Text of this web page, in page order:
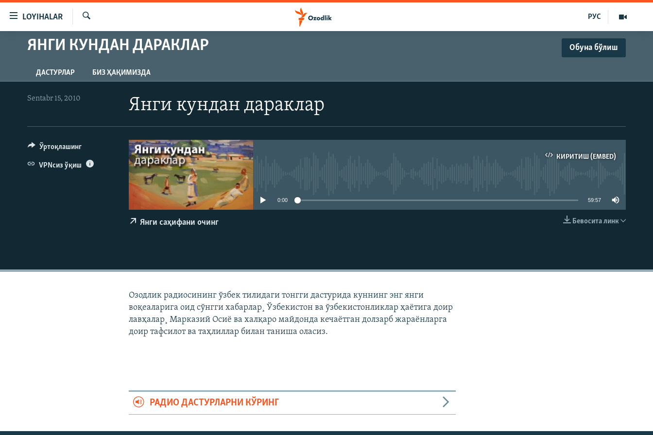
Бош
мавзуларга
навигацияга
ўтинг
Қидиришга
LOYIHALAR
OZODLIK SURISHTIRUVLARI
OZODARXIV
РУС
ЯНГИ КУНДАН ДАРАКЛАР Обуна бўлиш
Обуна бўлиш
ДАСТУРЛАР БИЗ ҲАҚИМИЗДА
Янги кундан дараклар
Sentabr 15, 2010
КИРИТИШ (EMBED)
0:00 59:57
Бевосита линк
Янги саҳифани очинг
Ўртоқлашинг
VPNсиз ўқиш
Озодлик радиосининг ўзбек тилидаги тонгги дастурида куннинг энг янги
воқеаларига оид сўнгги хабарлар¸ Ўзбекистон ва ўзбекистонликлар ҳаëтига доир
лавҳалар¸ Марказий Осиë ва халқаро майдонда кечаëтган долзарб жараëнларга
доир тафсилот ва таҳлиллар билан таниша оласиз.
РАДИО ДАСТУРЛАРНИ КЎРИНГ